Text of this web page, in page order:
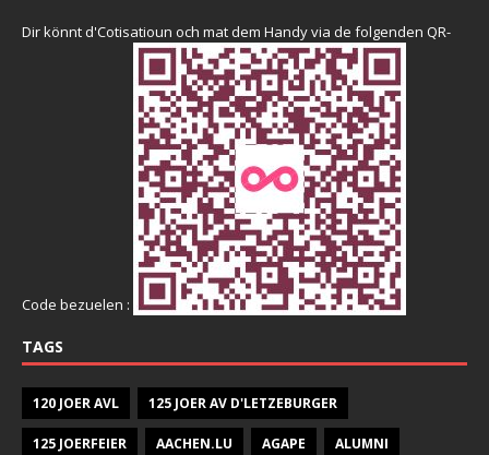
Dir könnt d'Cotisatioun och mat dem Handy via de folgenden QR-
Code bezuelen :
TAGS
120 JOER AVL 125 JOER AV D'LETZEBURGER
125 JOERFEIER AACHEN.LU AGAPE ALUMNI